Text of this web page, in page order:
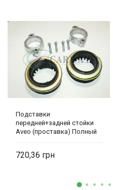
Подставки
передней+задней стойки
Aveo (проставка) Полный
720,36